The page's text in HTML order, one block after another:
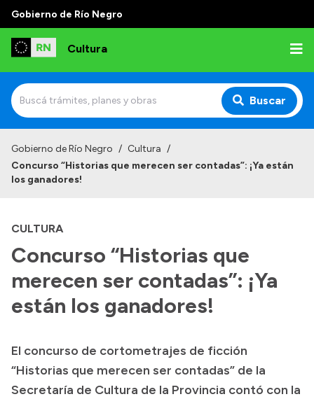
Gobierno de Río Negro
Cultura
Buscar
Institucional
Autoridades
Delegaciones
Normativa
Presupuesto
Boletín Oficial
Gobierno de Río Negro / Cultura /
Concurso “Historias que merecen ser contadas”: ¡Ya están
los ganadores!
CULTURA
Concurso “Historias que
merecen ser contadas”: ¡Ya
están los ganadores!
El concurso de cortometrajes de ficción
“Historias que merecen ser contadas” de la
Secretaría de Cultura de la Provincia contó con la